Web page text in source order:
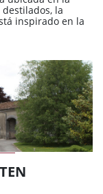
la
inspirado en la